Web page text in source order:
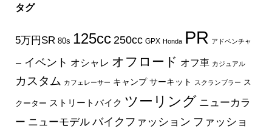
タグ
5万円SR 80s 125cc 250cc GPX Honda PR アドベンチャ
ー イベント オシャレ オフロード オフ車 カジュアル
カスタム カフェレーサー キャンプ サーキット スクランブラー ス
クーター ストリートバイク ツーリング ニューカラ
ー ニューモデル バイクファッション ファッショ